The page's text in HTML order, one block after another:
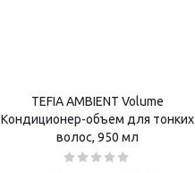
TEFIA AMBIENT Volume
Кондиционер-объем для тонких
волос, 950 мл